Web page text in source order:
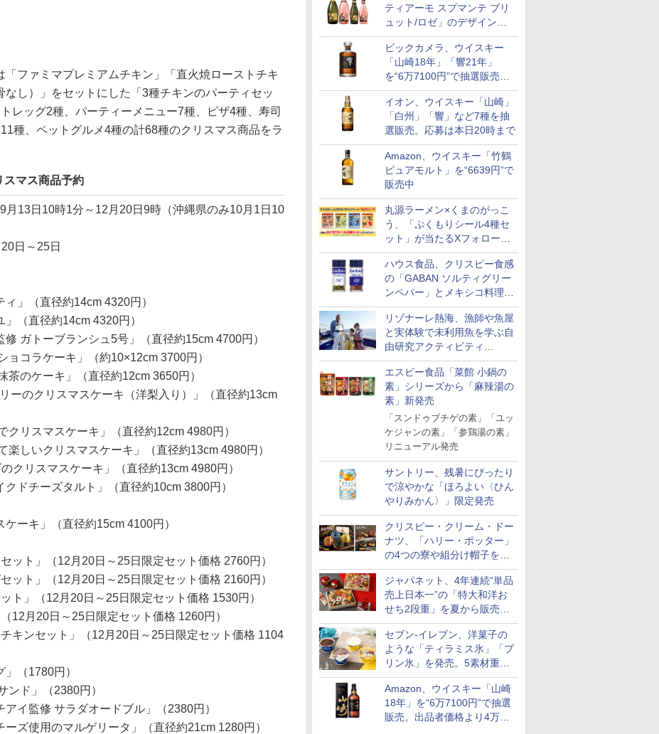
ティアーモ スプマンテ ブリ
ュット/ロゼ」のデザインを
リニューアル。ハーフボトル
も登場
ビックカメラ、ウイスキー
「山崎18年」「響21年」
を“6万7100円”で抽選販売。
店頭で9日まで受付
イオン、ウイスキー「山崎」
「白州」「響」など7種を抽
選販売。応募は本日20時まで
Amazon、ウイスキー「竹鶴
ピュアモルト」を“6639円”で
販売中
丸源ラーメン×くまのがっこ
う、「ぷくもりシール4種セ
ット」が当たるXフォロー＆
リポストキャンペーン実施
ハウス食品、クリスピー食感
の「GABAN ソルティグリー
ンペパー」とメキシコ料理に
合う「GABAN チポトレペパ
ー」発売
リゾナーレ熱海、漁師や魚屋
と実体験で未利用魚を学ぶ自
由研究アクティビティ
「Fisherman's Academy」を
実施中
エスビー食品「菜館 小鍋の
素」シリーズから「麻辣湯の
素」新発売
「スンドゥブチゲの素」「ユッ
ケジャンの素」「参鶏湯の素」
リニューアル発売
サントリー、残暑にぴったり
で涼やかな「ほろよい〈ひん
やりみかん〉」限定発売
クリスピー・クリーム・ドー
ナツ、「ハリー・ポッター」
の4つの寮や組分け帽子をイ
メージしたドーナツなど発売
ジャパネット、4年連続“単品
売上日本一”の「特大和洋お
せち2段重」を夏から販売。
73品・年越しそば付き
セブン-イレブン、洋菓子の
ような「ティラミス氷」「プ
リン氷」を発売。5素材重ね
と2層仕立ての濃厚な味わい
Amazon、ウイスキー「山崎
18年」を“6万7100円”で抽選
販売。出品者価格より4万
ファミマプレミアムチキン」「直火焼ローストチキ
なし）」をセットにした「3種チキンのパーティセッ
レッグ2種、パーティーメニュー7種、ピザ4種、寿司
種、ペットグルメ4種の計68種のクリスマス商品をラ
スマス商品予約
月13日10時1分～12月20日9時（沖縄県のみ10月1日10
日～25日
」（直径約14cm 4320円）
（直径約14cm 4320円）
修 ガトーブランシュ5号」（直径約15cm 4700円）
ョコラケーキ」（約10×12cm 3700円）
茶のケーキ」（直径約12cm 3650円）
ーのクリスマスケーキ（洋梨入り）」（直径約13cm
クリスマスケーキ」（直径約12cm 4980円）
楽しいクリスマスケーキ」（直径約13cm 4980円）
クリスマスケーキ」（直径約13cm 4980円）
クドチーズタルト」（直径約10cm 3800円）
ケーキ」（直径約15cm 4100円）
ット」（12月20日～25日限定セット価格 2760円）
ット」（12月20日～25日限定セット価格 2160円）
ト」（12月20日～25日限定セット価格 1530円）
12月20日～25日限定セット価格 1260円）
キンセット」（12月20日～25日限定セット価格 1104
」（1780円）
ンド」（2380円）
アイ監修 サラダオードブル」（2380円）
ーズ使用のマルゲリータ」（直径約21cm 1280円）